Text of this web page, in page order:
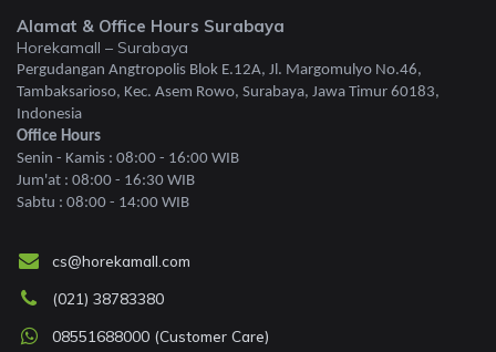
Alamat & Office Hours Surabaya
Horekamall – Surabaya
Pergudangan Angtropolis Blok E.12A, Jl. Margomulyo No.46,
Tambaksarioso, Kec. Asem Rowo, Surabaya, Jawa Timur 60183,
Indonesia
Office Hours
Senin - Kamis : 08:00 - 16:00 WIB
Jum'at : 08:00 - 16:30 WIB
Sabtu : 08:00 - 14:00 WIB
cs@horekamall.com
(021) 38783380
08551688000 (Customer Care)